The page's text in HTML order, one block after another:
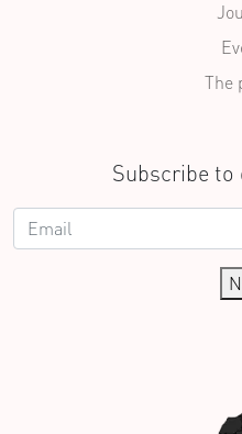
The
Subscribe